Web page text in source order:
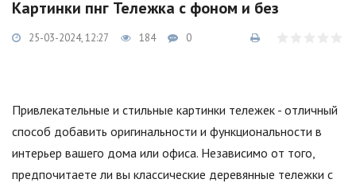
Картинки пнг Тележка с фоном и без
25-03-2024, 12:27 184 0
Привлекательные и стильные картинки тележек - отличный
способ добавить оригинальности и функциональности в
интерьер вашего дома или офиса. Независимо от того,
предпочитаете ли вы классические деревянные тележки с